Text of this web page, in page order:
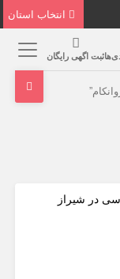
ثبت اگهی رایگان